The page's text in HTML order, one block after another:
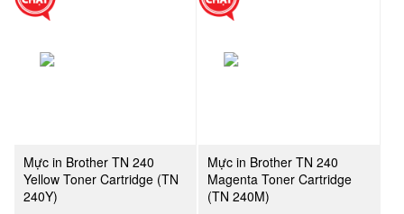
Mực in Brother TN 240
Yellow Toner Cartridge (TN
240Y)
Mực in Brother TN 240
Magenta Toner Cartridge
(TN 240M)